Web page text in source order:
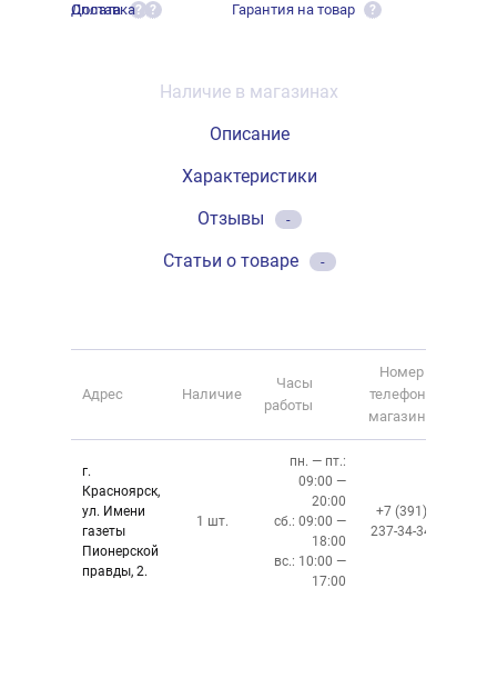
Оплата ?
Доставка ? Гарантия на товар ?
Наличие в магазинах
Описание
Характеристики
Отзывы
-
Статьи о товаре -
Адрес Наличие
Часы
работы
Номер
телефона
магазина
г.
Красноярск,
ул. Имени
газеты
Пионерской
правды, 2.
1 шт.
пн. — пт.:
09:00 —
20:00
сб.: 09:00 —
18:00
вс.: 10:00 —
17:00
+7 (391)
237-34-34